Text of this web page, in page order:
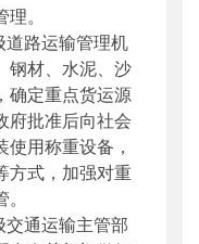
。
路运输管理机
钢材、水泥、沙
确定重点货运源
府批准后向社会
用称重设备，
方式，加强对重
通运输主管部